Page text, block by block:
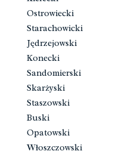
Ostrowiecki
Starachowicki
Jędrzejowski
Konecki
Sandomierski
Skarżyski
Staszowski
Buski
Opatowski
Włoszczowski